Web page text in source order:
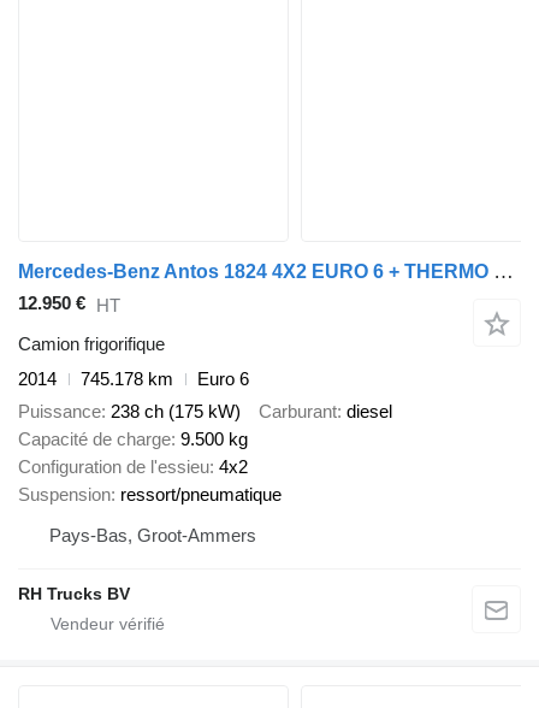
Mercedes-Benz Antos 1824 4X2 EURO 6 + THERMO KING + DHOLLANDIA
12.950 € HT
Camion frigorifique
2014
745.178 km
Euro 6
Puissance 238 ch (175 kW) Carburant diesel
Capacité de charge 9.500 kg
Configuration de l'essieu 4x2
Suspension ressort/pneumatique
Pays-Bas, Groot-Ammers
RH Trucks BV